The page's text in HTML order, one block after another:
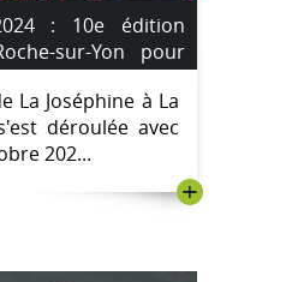
: 10e édition
sur-Yon pour
contre le cancer;
La Joséphine à La
déroulée avec
202...
+